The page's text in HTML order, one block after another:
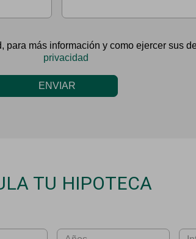
más información y como ejercer sus
privacidad
ENVIAR
TU HIPOTECA